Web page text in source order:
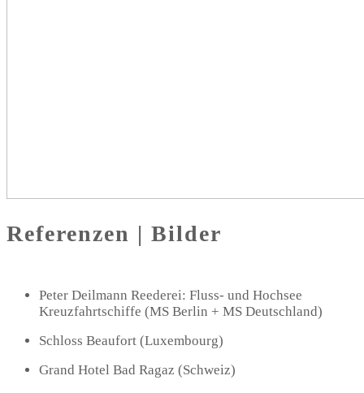
Referenzen | Bilder
Peter Deilmann Reederei: Fluss- und Hochsee
Kreuzfahrtschiffe (MS Berlin + MS Deutschland)
Schloss Beaufort (Luxembourg)
Grand Hotel Bad Ragaz (Schweiz)